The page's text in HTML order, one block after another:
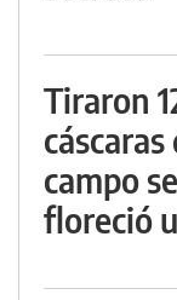
Tiraron
campo
floreció